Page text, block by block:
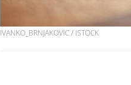
IVANKO_BRNJAKOVIC / ISTOCK